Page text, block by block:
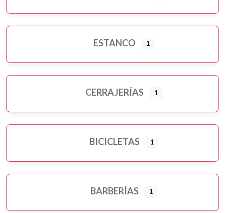
ESTANCO 1
CERRAJERÍAS 1
BICICLETAS 1
BARBERÍAS 1